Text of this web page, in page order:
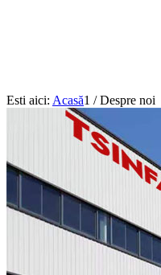
Esti aici: Acasă1 / Despre noi